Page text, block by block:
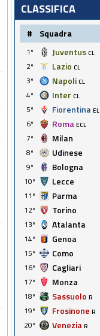
CLASSIFICA
# Squadra
1º Juventus CL
2º
Lazio CL
3º
Napoli CL
4º
Inter CL
5º
Fiorentina EL
6º
Roma ECL
7º
Milan
8º
Udinese
9º
Bologna
10º
Lecce
11º
Parma
12º
Torino
13º
Atalanta
14º
Genoa
15º
Como
16º
Cagliari
17º
Monza
18º
Sassuolo R
19º
Frosinone R
20º
Venezia R